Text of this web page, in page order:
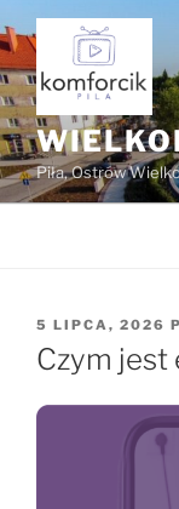
Przejdź
do
treści
Piła, Ostrów
OPUBLIKOWANE
W
5 LIPCA, 2026
Czym jest